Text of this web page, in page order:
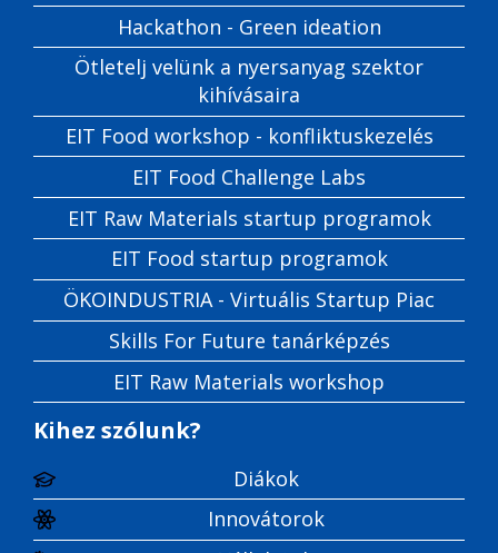
Hackathon - Green ideation
Ötletelj velünk a nyersanyag szektor
kihívásaira
EIT Food workshop - konfliktuskezelés
EIT Food Challenge Labs
EIT Raw Materials startup programok
EIT Food startup programok
ÖKOINDUSTRIA - Virtuális Startup Piac
Skills For Future tanárképzés
EIT Raw Materials workshop
Kihez szólunk?
Diákok
Innovátorok